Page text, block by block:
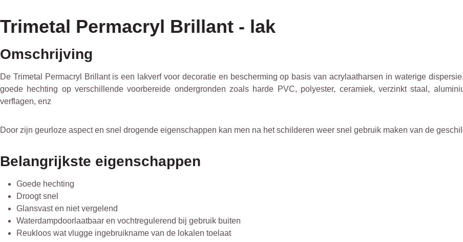
Trimetal Permacryl Brillant - lak
Omschrijving
De Trimetal Permacryl Brillant is een lakverf voor decoratie en bescherming op basis van acrylaatharsen in waterige
goede hechting op verschillende voorbereide ondergronden zoals harde PVC, polyester, ceramiek, verzinkt staal,
verflagen, enz
Door zijn geurloze aspect en snel drogende eigenschappen kan men na het schilderen weer snel gebruik maken van de
Belangrijkste eigenschappen
Goede hechting
Droogt snel
Glansvast en niet vergelend
Waterdampdoorlaatbaar en vochtregulerend bij gebruik buiten
Reukloos wat vlugge ingebruikname van de lokalen toelaat